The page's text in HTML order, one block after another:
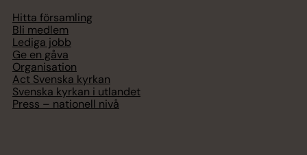
Hitta församling
Bli medlem
Lediga jobb
Ge en gåva
Organisation
Act Svenska kyrkan
Svenska kyrkan i utlandet
Press – nationell nivå